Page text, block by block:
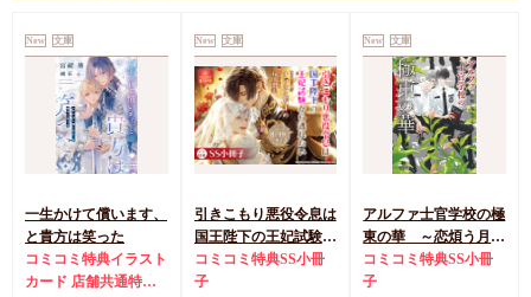
New 文庫
一生かけて償います、
と貴方は笑った
コミコミ特典イラスト
カード 店舗共通特典
New 文庫
引きこもり悪役令息は
国王陛下の王妃試験か
ら逃れたい
コミコミ特典SS小冊
子
New 文庫
アルファ士官学校の極
東の華 ～恋煩う月下
美人～（単品）
コミコミ特典SS小冊
子